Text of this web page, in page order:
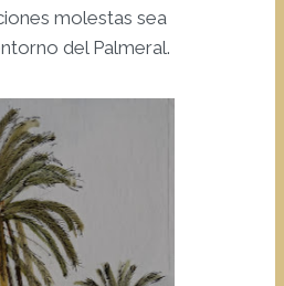
molestas sea
del Palmeral.